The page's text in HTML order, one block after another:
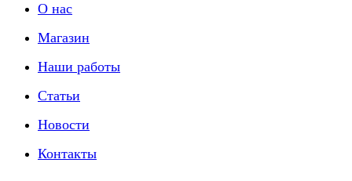
О нас
Магазин
Наши работы
Статьи
Новости
Контакты